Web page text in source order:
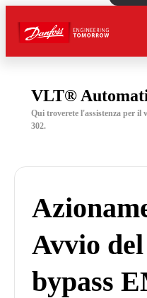
VLT®
Qui troverete l'assistenza per
302.
Avvio
bypass